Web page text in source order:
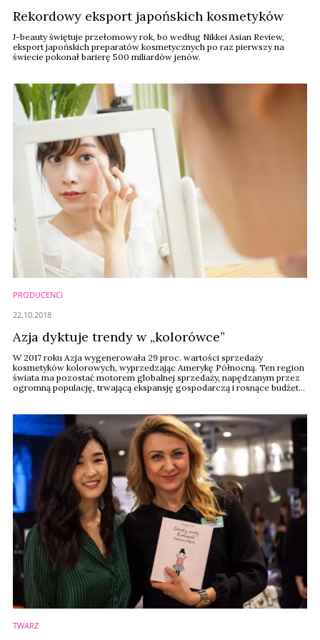
Rekordowy eksport japońskich kosmetyków
J-beauty świętuje przełomowy rok, bo według Nikkei Asian Review,
eksport japońskich preparatów kosmetycznych po raz pierwszy na
świecie pokonał barierę 500 miliardów jenów.
PRODUCENCI
Azja dyktuje trendy w „kolorówce”
W 2017 roku Azja wygenerowała 29 proc. wartości sprzedaży
kosmetyków kolorowych, wyprzedzając Amerykę Północną. Ten region
świata ma pozostać motorem globalnej sprzedaży, napędzanym przez
ogromną populację, trwającą ekspansję gospodarczą i rosnące budżety
22.10.2018
TWARZ